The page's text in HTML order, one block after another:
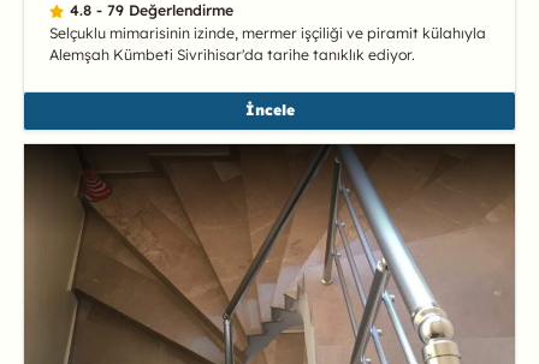
4.8 - 79 Değerlendirme
Selçuklu mimarisinin izinde, mermer işçiliği ve piramit külahıyla
Alemşah Kümbeti Sivrihisar'da tarihe tanıklık ediyor.
İncele